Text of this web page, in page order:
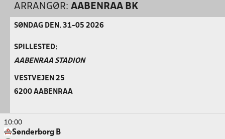
ARRANGØR: AABENRAA BK
SØNDAG DEN. 31-05 2026
SPILLESTED:
AABENRAA STADION
VESTVEJEN 25
6200 AABENRAA
10:00
Sønderborg B